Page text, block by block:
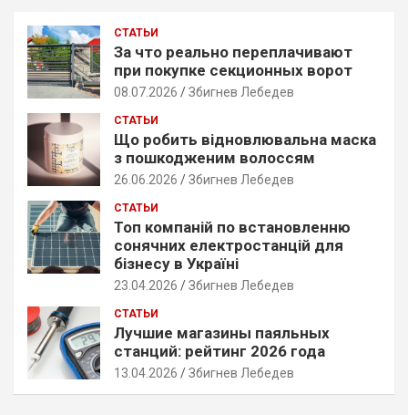
h
СТАТЬИ
За что реально переплачивают
при покупке секционных ворот
08.07.2026 Збигнев Лебедев
СТАТЬИ
Що робить відновлювальна маска
з пошкодженим волоссям
26.06.2026 Збигнев Лебедев
СТАТЬИ
Топ компаній по встановленню
сонячних електростанцій для
бізнесу в Україні
23.04.2026 Збигнев Лебедев
СТАТЬИ
Лучшие магазины паяльных
станций: рейтинг 2026 года
13.04.2026 Збигнев Лебедев